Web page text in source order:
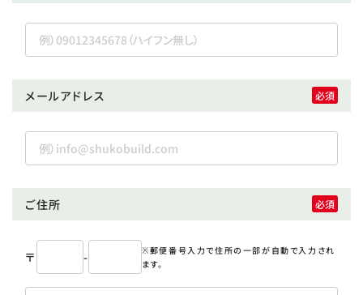
メールアドレス
ご住所
〒 -
※郵便番号入力で住所の一部が自動で入力され
ます。